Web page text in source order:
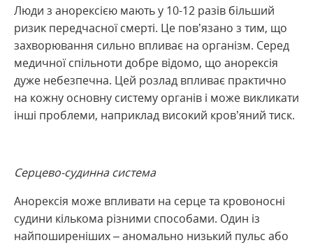
Люди з анорексією мають у 10-12 разів більший
ризик передчасної смерті. Це пов’язано з тим, що
захворювання сильно впливає на організм. Серед
медичної спільноти добре відомо, що анорексія
дуже небезпечна. Цей розлад впливає практично
на кожну основну систему органів і може викликати
інші проблеми, наприклад високий кров’яний тиск.
Серцево-судинна система
Анорексія може впливати на серце та кровоносні
судини кількома різними способами. Один із
найпоширеніших – аномально низький пульс або